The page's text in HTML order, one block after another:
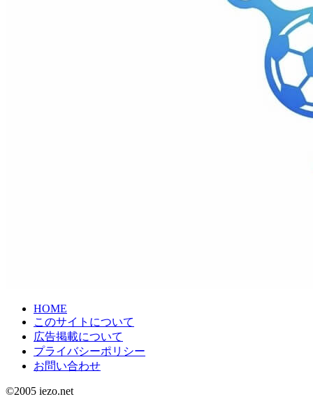
HOME
このサイトについて
広告掲載について
プライバシーポリシー
お問い合わせ
©2005 iezo.net